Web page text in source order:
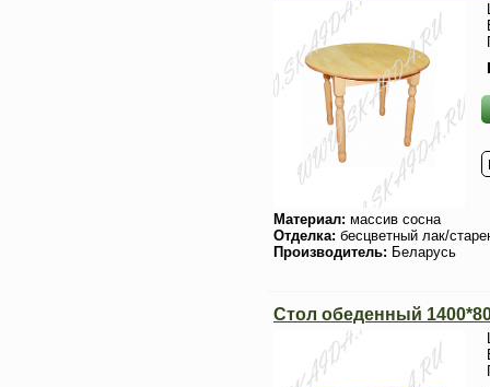
Материал: массив сосна
Отделка: бесцветный лак/
Производитель: Беларусь
Стол обеденный